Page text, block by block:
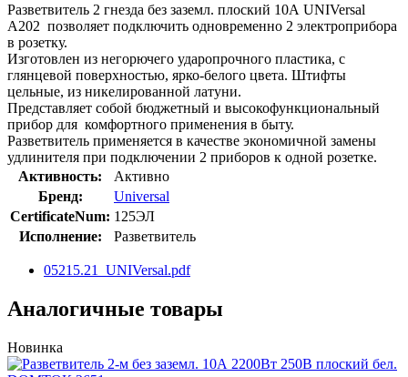
Разветвитель 2 гнезда без заземл. плоский 10А UNIVersal
А202 позволяет подключить одновременно 2 электроприбора
в розетку.
Изготовлен из негорючего ударопрочного пластика, c
глянцевой поверхностью, ярко-белого цвета. Штифты
цельные, из никелированной латуни.
Представляет собой бюджетный и высокофункциональный
прибор для комфортного применения в быту.
Разветвитель применяется в качестве экономичной замены
удлинителя при подключении 2 приборов к одной розетке.
Активность:
Активно
Бренд:
Universal
CertificateNum: 125ЭЛ
Исполнение:
Разветвитель
05215.21_UNIVersal.pdf
Аналогичные товары
Новинка